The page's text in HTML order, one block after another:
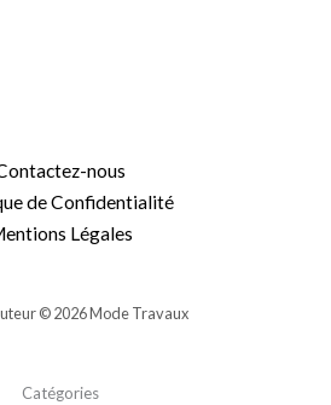
nous
de Confidentialité
Légales
© 2026 Mode Travaux
Catégories